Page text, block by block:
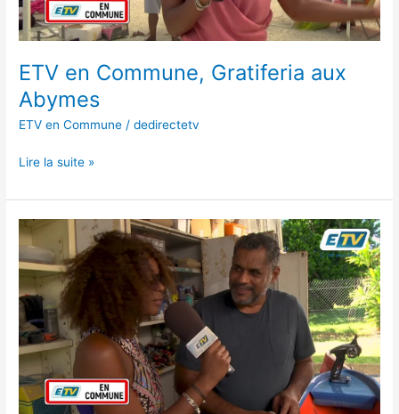
ETV en Commune, Gratiferia aux
Abymes
ETV en Commune /dedirectetv
Lire la suite »
ETV
en
Commune,
Modélisme
naval
au
Moule